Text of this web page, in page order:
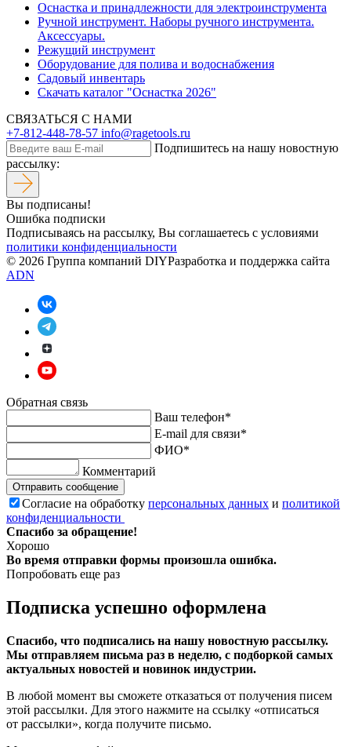
Оснастка и принадлежности для электроинструмента
Ручной инструмент. Наборы ручного инструмента.
Аксессуары.
Режущий инструмент
Оборудование для полива и водоснабжения
Садовый инвентарь
Скачать каталог "Оснастка 2026"
СВЯЗАТЬСЯ С НАМИ
+7-812-448-78-57 info@ragetools.ru
Подпишитесь на нашу новостную
рассылку:
Вы подписаны!
Ошибка подписки
Подписываясь на рассылку, Вы соглашаетесь c условиями
политики конфиденциальности
© 2026 Группа компаний DIYРазработка и поддержка сайта
ADN
Обратная связь
Ваш телефон*
E-mail для связи*
ФИО*
Комментарий
Отправить сообщение
Согласие на обработку персональных данных и политикой
конфиденциальности
Спасибо за обращение!
Хорошо
Во время отправки формы произошла ошибка.
Попробовать еще раз
Подписка успешно оформлена
Спасибо, что подписались на нашу новостную рассылку.
Мы отправляем письма раз в неделю, с подборкой самых
актуальных новостей и новинок индустрии.
В любой момент вы сможете отказаться от получения писем
этой рассылки. Для этого нажмите на ссылку «отписаться
от рассылки», когда получите письмо.